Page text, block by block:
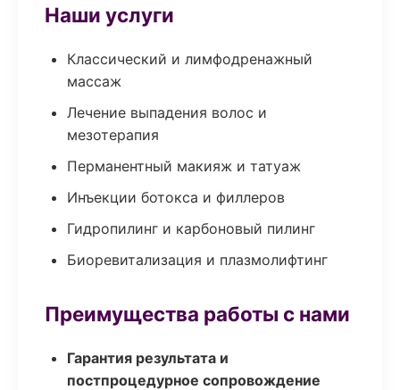
Наши услуги
Классический и лимфодренажный
массаж
Лечение выпадения волос и
мезотерапия
Перманентный макияж и татуаж
Инъекции ботокса и филлеров
Гидропилинг и карбоновый пилинг
Биоревитализация и плазмолифтинг
Преимущества работы с нами
Гарантия результата и
постпроцедурное сопровождение